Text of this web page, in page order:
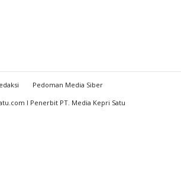
Pedoman Media Siber
I Penerbit PT. Media Kepri Satu